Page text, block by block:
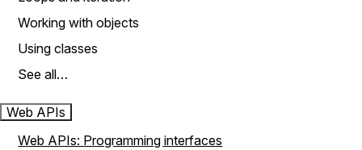
Working with objects
Using classes
See all…
Web APIs
Web APIs: Programming interfaces